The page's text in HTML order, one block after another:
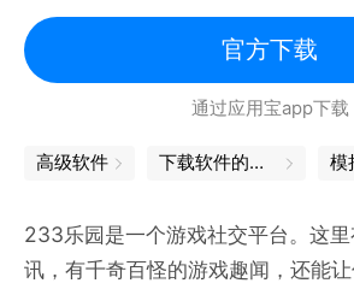
官方下载
通过应用宝app下载
高级软件 下载软件的软件 模
233乐园是一个游戏社交平台。这
讯，有千奇百怪的游戏趣闻，还能